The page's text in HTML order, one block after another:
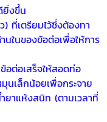
ยิ่งขึ้น
) ที่เตรียมไว้ซึ่งต้องทา
ในของข้อต่อเพื่อให้การ
อต่อเสร็จให้สอดท่อ
มุนเล็กน้อยเพื่อกระจาย
ยาแห้งสนิท (ตามเวลาที่